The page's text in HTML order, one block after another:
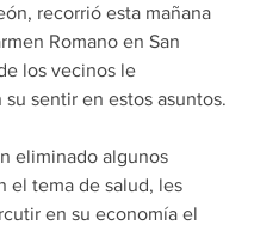
recorrió esta mañana
Romano en San
los vecinos le
su sentir en estos asuntos.
eliminado algunos
el tema de salud, les
en su economía el